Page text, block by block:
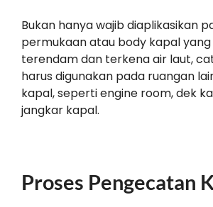
Bukan hanya wajib diaplikasikan
permukaan atau body kapal
terendam dan terkena air laut,
harus digunakan pada ruangan
kapal, seperti engine room, dek
jangkar kapal.
Proses Pengecatan